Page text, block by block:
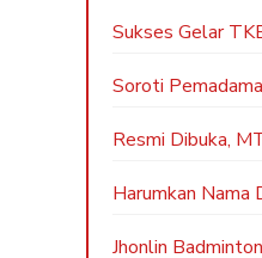
Sukses Gelar
Soroti
Resmi Dibuka,
Harumkan Nama
Jhonlin